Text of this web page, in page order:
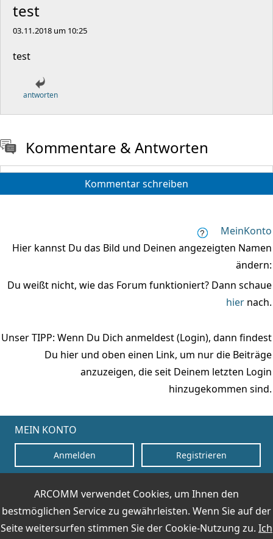
ARCOMM verwendet Cookies, um Ihnen den
bestmöglichen Service zu gewährleisten. Wenn Sie auf der
Seite weitersurfen stimmen Sie der Cookie-Nutzung zu. Ich
test
03.11.2018 um 10:25
test
antworten
Kommentare & Antworten
Kommentar schreiben
MeinKonto
Hier kannst Du das Bild und Deinen angezeigten Namen
ändern:
Du weißt nicht, wie das Forum funktioniert? Dann schaue
hier nach.
Unser TIPP: Wenn Du Dich anmeldest (Login), dann findest
Du hier und oben einen Link, um nur die Beiträge
anzuzeigen, die seit Deinem letzten Login
hinzugekommen sind.
MEIN KONTO
Registrieren
Anmelden
KONTAKT
Impressum